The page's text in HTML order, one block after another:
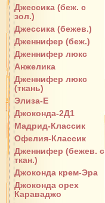
Джессика (беж. с
зол.)
Джессика (бежев.)
Дженнифер (беж.)
Дженнифер люкс
Анжелика
Дженнифер люкс
(ткань)
Элиза-Е
Джоконда-2Д1
Мадрид-Классик
Офелия-Классик
Дженнифер (бежев. с
ткан.)
Джоконда крем-Эра
Джоконда орех
Караваджо